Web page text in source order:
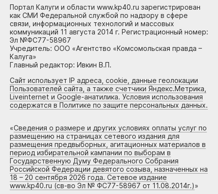
Портал Калуги и области www.kp40.ru зарегистрирован
как СМИ Федеральной службой по надзору в сфере
связи, информационных технологий и массовых
коммуникаций 11 августа 2014 г. Регистрационный номер:
Эл №ФС77-58967
Учредитель: ООО «Агентство «Комсомольская правда –
Калуга»
Главный редактор: Ивкин В.П.
Сайт использует IP адреса, cookie, данные геолокации
Пользователей сайта, а также счетчики Яндекс.Метрика,
Liveinternet и Google-анатилика. Условия использования
содержатся в Политике по защите персональных данных.
«Сведения о размере и других условиях оплаты услуг по
размещению на страницах сетевого издания для
размещения предвыборных, агитационных материалов в
период избирательной кампании по выборам в
Государственную Думу Федерального Собрания
Российской Федерации девятого созыва, назначенных на
18 – 20 сентября 2026 года. Сетевое издание
www.kp40.ru (св-во Эл № ФС77-58967 от 11.08.2014г.)»